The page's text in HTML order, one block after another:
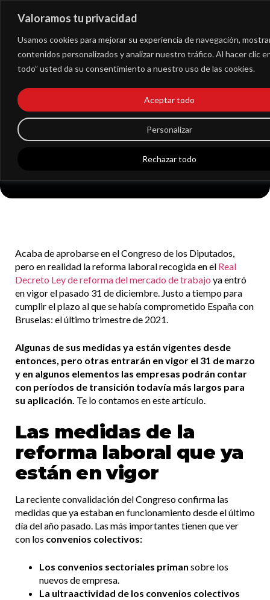
Valoramos tu privacidad
Usamos cookies para mejorar su experiencia de navegación,
contenidos personalizados y analizar nuestro tráfico. Al hacer clic
todo” usted da su consentimiento a nuestro uso de las cookies.
Personalizar
Rechazar todo
Aceptar todo
Claves empresariales
de la nueva reforma
laboral
Acaba de aprobarse en el Congreso de los Diputados,
pero en realidad la reforma laboral recogida en el Real
Decreto Ley de reforma del mercado de trabajo ya entró
en vigor el pasado 31 de diciembre. Justo a tiempo para
cumplir el plazo al que se había comprometido España con
Bruselas: el último trimestre de 2021.
Algunas de sus medidas ya están vigentes desde
entonces, pero otras entrarán en vigor el 31 de marzo
y en algunos elementos las empresas podrán contar
con períodos de transición todavía más largos para
su aplicación. Te lo contamos en este artículo.
Las medidas de la
reforma laboral que ya
están en vigor
La reciente convalidación del Congreso confirma las
medidas que ya estaban en funcionamiento desde el último
día del año pasado. Las más importantes tienen que ver
con los convenios colectivos:
Los convenios sectoriales priman sobre los
nuevos de empresa.
La ultraactividad de los convenios colectivos